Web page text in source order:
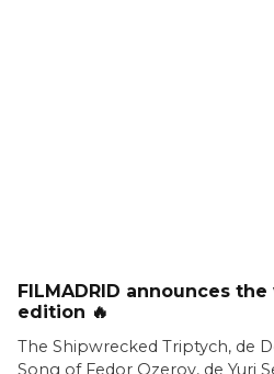
FILMADRID announces
edition 🔥
The Shipwrecked Triptych, de
Song of Fedor Ozerov, de Yuri